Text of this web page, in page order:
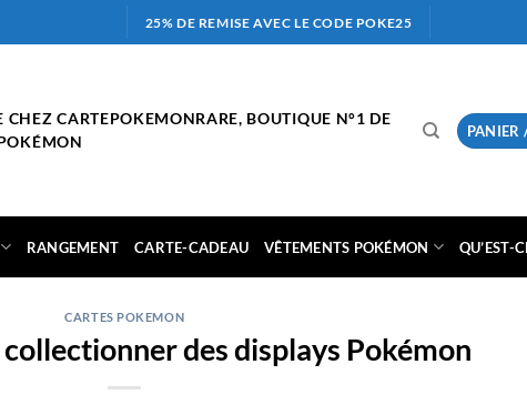
25% DE REMISE AVEC LE CODE POKE25
CHEZ CARTEPOKEMONRARE, BOUTIQUE N°1 DE
RANGEMENT CARTE-CADEAU VÊTEMENTS POKÉMON QU’EST-
CARTES POKEMON
collectionner des displays Pokémon